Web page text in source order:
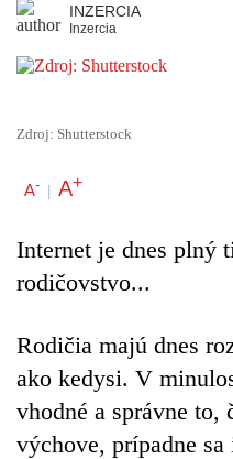
INZERCIA
Inzercia
Zdroj: Shutterstock
A- | A+
Internet je dnes plný
rodičovstvo...
Rodičia majú dnes
ako kedysi. V
vhodné a správne
výchove, prípadne